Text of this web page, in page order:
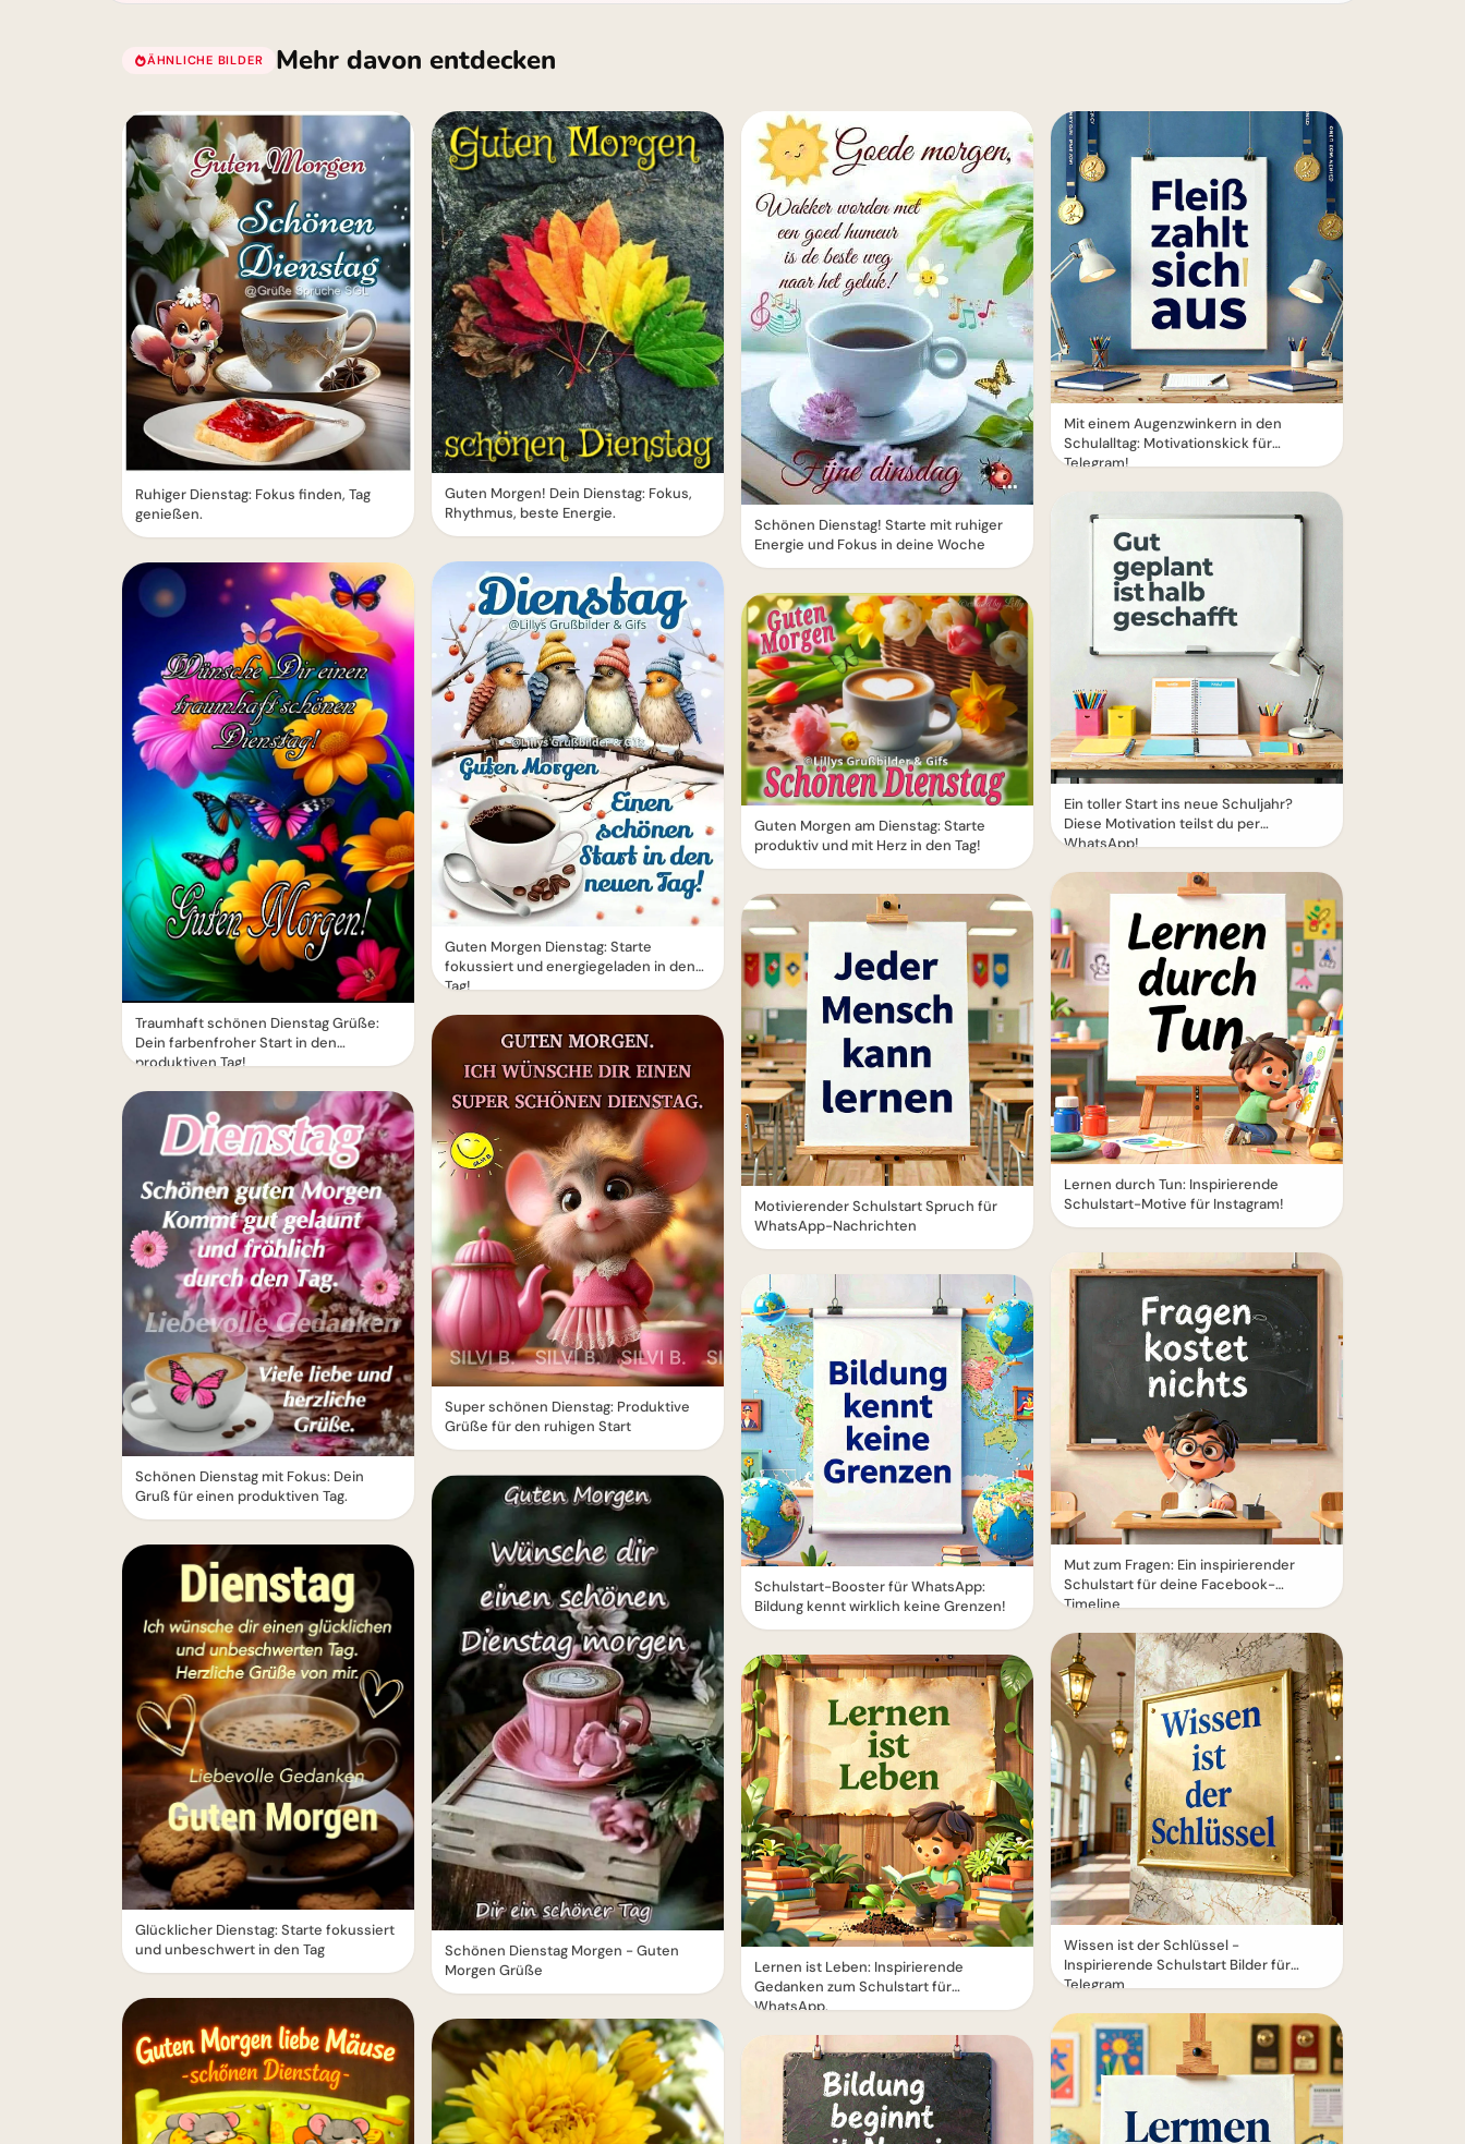
ÄHNLICHE BILDER Mehr davon entdecken
Ruhiger Dienstag: Fokus finden, Tag
genießen.
Traumhaft schönen Dienstag Grüße:
Dein farbenfroher Start in den
produktiven Tag!
Schönen Dienstag mit Fokus: Dein
Gruß für einen produktiven Tag.
Glücklicher Dienstag: Starte fokussiert
und unbeschwert in den Tag
Guten Morgen! Dein Dienstag: Fokus,
Rhythmus, beste Energie.
Guten Morgen Dienstag: Starte
fokussiert und energiegeladen in den
Tag!
Super schönen Dienstag: Produktive
Grüße für den ruhigen Start
Schönen Dienstag Morgen - Guten
Morgen Grüße
Schönen Dienstag! Starte mit ruhiger
Energie und Fokus in deine Woche
Guten Morgen am Dienstag: Starte
produktiv und mit Herz in den Tag!
Motivierender Schulstart Spruch für
WhatsApp-Nachrichten
Schulstart-Booster für WhatsApp:
Bildung kennt wirklich keine Grenzen!
Lernen ist Leben: Inspirierende
Gedanken zum Schulstart für
WhatsApp.
Mit einem Augenzwinkern in den
Schulalltag: Motivationskick für
Telegram!
Ein toller Start ins neue Schuljahr?
Diese Motivation teilst du per
WhatsApp!
Lernen durch Tun: Inspirierende
Schulstart-Motive für Instagram!
Mut zum Fragen: Ein inspirierender
Schulstart für deine Facebook-
Timeline
Wissen ist der Schlüssel -
Inspirierende Schulstart Bilder für
Telegram